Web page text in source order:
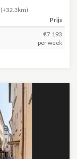
(+32.3km)
Prijs
€7.193
per week